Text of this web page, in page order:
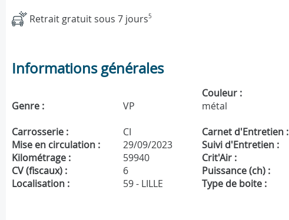
Retrait gratuit sous 7 jours5
Informations générales
Genre : VP
Couleur :
métal
Carrosserie : CI Carnet d'Entretien :
Mise en circulation :
29/09/2023 Suivi d'Entretien :
Kilométrage :
59940 Crit'Air :
CV (fiscaux) :
6 Puissance (ch) :
Localisation :
59 - LILLE Type de boite :